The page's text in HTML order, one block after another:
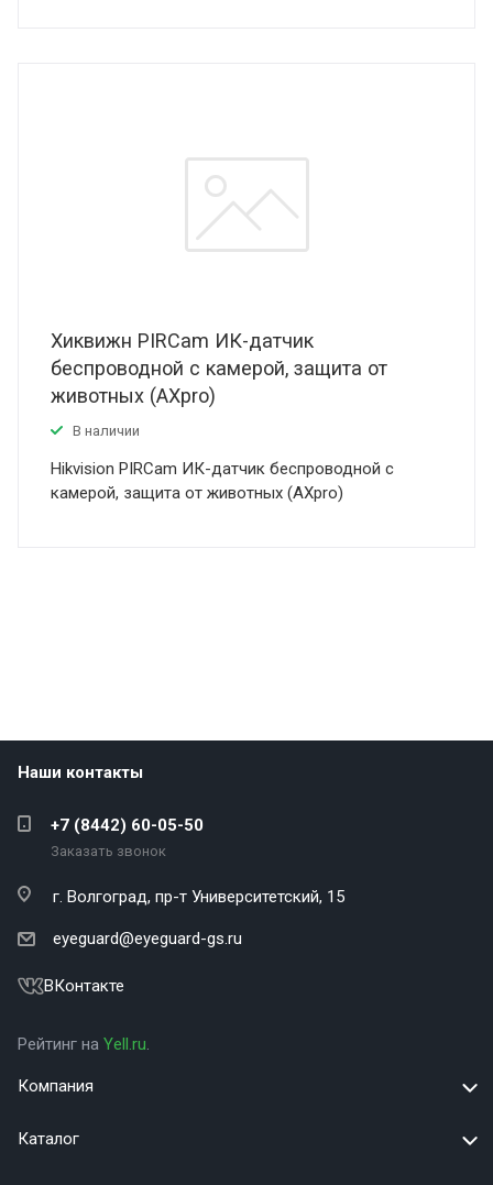
Хиквижн PIRCam ИК-датчик
беспроводной с камерой, защита от
животных (AXpro)
В наличии
Hikvision PIRCam ИК-датчик беспроводной с
камерой, защита от животных (AXpro)
Наши контакты
+7 (8442) 60-05-50
Заказать звонок
г. Волгоград, пр-т Университетский, 15
eyeguard@eyeguard-gs.ru
ВКонтакте
Рейтинг на Yell.ru.
Компания
Каталог